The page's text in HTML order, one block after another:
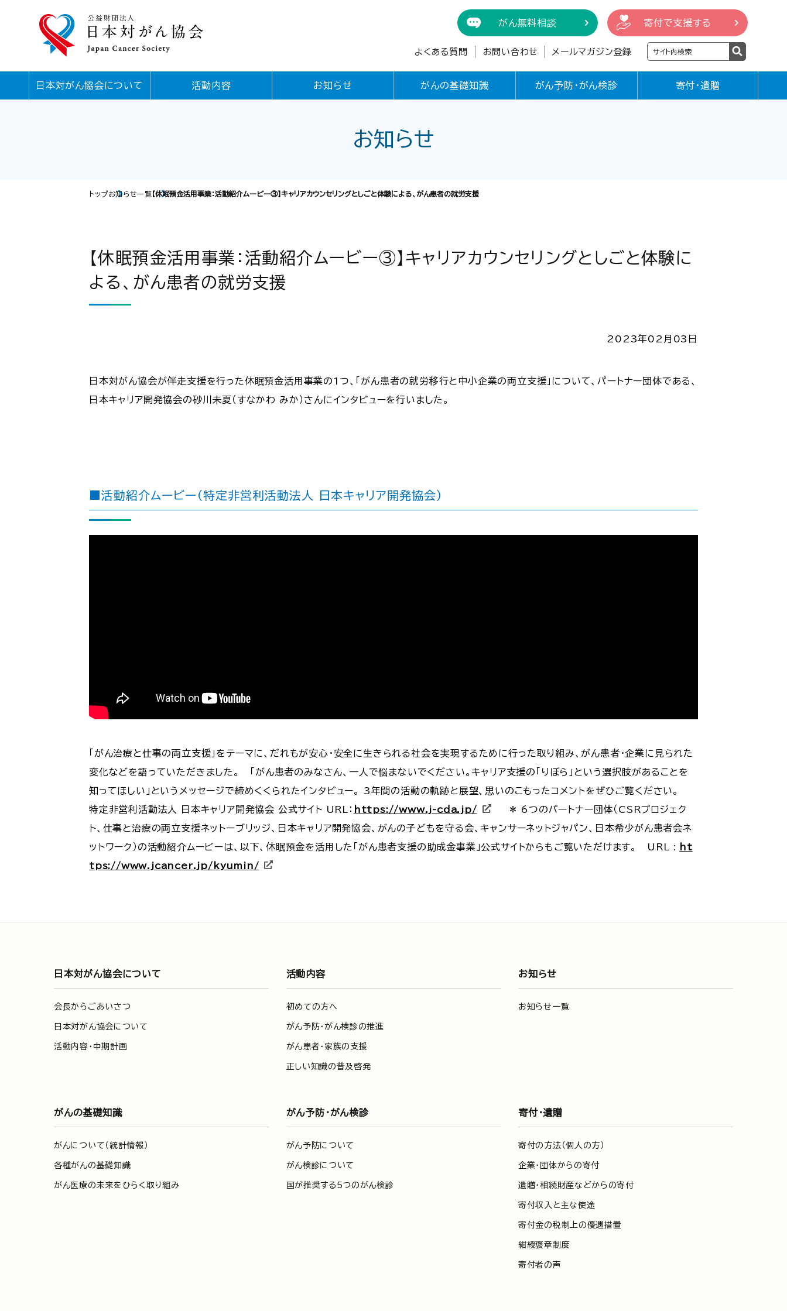
がん無料相談 寄付で支援する
よくある質問 お問い合わせ メールマガジン登録
日本対がん協会について 活動内容 お知らせ がんの基礎知識 がん予防・がん検診 寄付・遺贈
お知らせ
トップお知らせ一覧 【休眠預金活用事業：活動紹介ムービー③】キャリアカウンセリングとしごと体験による、がん患者の就労支援
【休眠預金活用事業：活動紹介ムービー③】キャリアカウンセリングとしごと体験に
よる、がん患者の就労支援
2023年02月03日
日本対がん協会が伴走支援を行った休眠預金活用事業の1つ、「がん患者の就労移行と中小企業の両立支援」について、パートナー団体である、
日本キャリア開発協会の砂川未夏（すなかわ みか）さんにインタビューを行いました。
■活動紹介ムービー（特定非営利活動法人 日本キャリア開発協会）
「がん治療と仕事の両立支援」をテーマに、だれもが安心・安全に生きられる社会を実現するために行った取り組み、がん患者・企業に見られた
変化などを語っていただきました。 「がん患者のみなさん、一人で悩まないでください。キャリア支援の「りぼら」という選択肢があることを
知ってほしい」というメッセージで締めくくられたインタビュー。 3年間の活動の軌跡と展望、思いのこもったコメントをぜひご覧ください。
特定非営利活動法人 日本キャリア開発協会 公式サイト URL： https://www.j-cda.jp/
＊ 6つのパートナー団体（CSRプロジェク
ト、仕事と治療の両立支援ネットーブリッジ、日本キャリア開発協会、がんの子どもを守る会、キャンサーネットジャパン、日本希少がん患者会ネ
ットワーク）の活動紹介ムービーは、以下、休眠預金を活用した「がん患者支援の助成金事業」公式サイトからもご覧いただけます。 URL :
ht
tps://www.jcancer.jp/kyumin/
日本対がん協会について
会長からごあいさつ
日本対がん協会について
活動内容・中期計画
活動内容
初めての方へ
がん予防・がん検診の推進
がん患者・家族の支援
正しい知識の普及啓発
お知らせ
お知らせ一覧
がんの基礎知識
がんについて（統計情報）
各種がんの基礎知識
がん医療の未来をひらく取り組み
がん予防・がん検診
がん予防について
がん検診について
国が推奨する5つのがん検診
寄付・遺贈
寄付の方法（個人の方）
企業・団体からの寄付
遺贈・相続財産などからの寄付
寄付収入と主な使途
寄付金の税制上の優遇措置
紺綬褒章制度
寄付者の声